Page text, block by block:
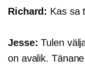
Richard: Kas sa
Jesse: Tulen
on avalik.